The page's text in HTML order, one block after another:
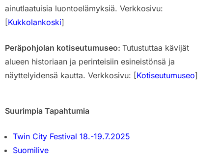
ainutlaatuisia luontoelämyksiä. Verkkosivu:
[Kukkolankoski]
Peräpohjolan kotiseutumuseo: Tutustuttaa kävijät
alueen historiaan ja perinteisiin esineistönsä ja
näyttelyidensä kautta. Verkkosivu: [Kotiseutumuseo]
Suurimpia Tapahtumia
Twin City Festival 18.-19.7.2025
Suomilive